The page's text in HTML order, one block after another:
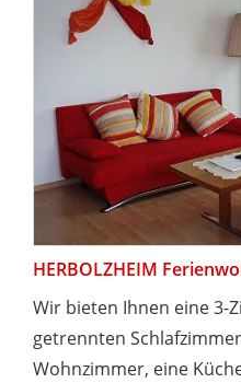
HERBOLZHEIM
Wir bieten Ihnen eine 3-
getrennten
Wohnzimmer, eine